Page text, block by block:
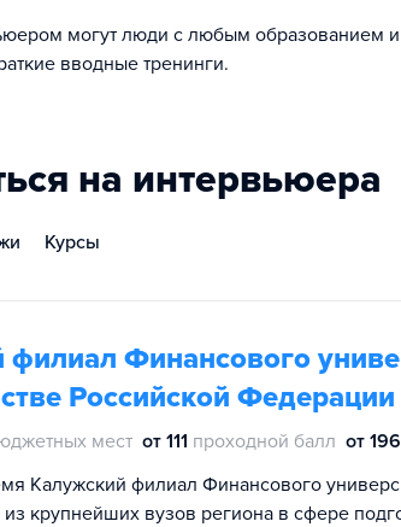
могут люди с любым
вводные тренинги.
на интервьюера
Курсы
Финансового
Российской Федерации
мест от 111 проходной балл от
Калужский филиал Финансового
крупнейших вузов региона в сфере